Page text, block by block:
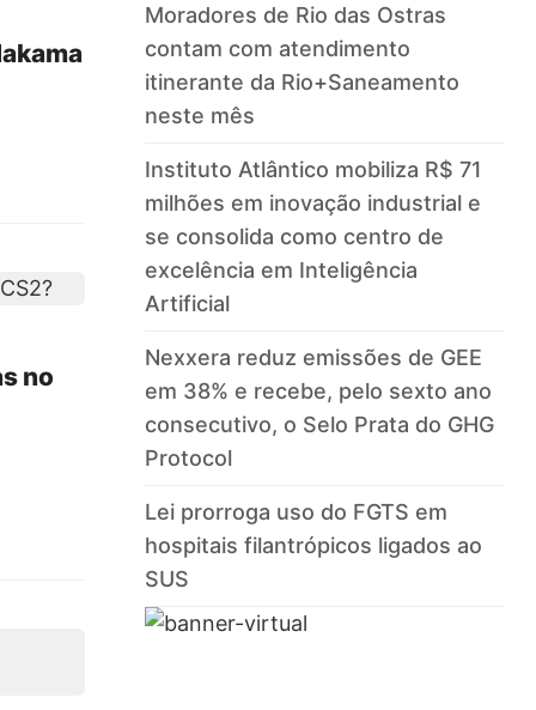
no
Moradores de Rio das Ostras
contam com atendimento
itinerante da Rio+Saneamento
neste mês
Instituto Atlântico mobiliza R$ 71
milhões em inovação industrial e
se consolida como centro de
excelência em Inteligência
Artificial
Nexxera reduz emissões de GEE
em 38% e recebe, pelo sexto ano
consecutivo, o Selo Prata do GHG
Protocol
Lei prorroga uso do FGTS em
hospitais filantrópicos ligados ao
SUS